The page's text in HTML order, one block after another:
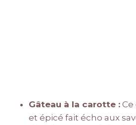
Gâteau à la carotte :
et épicé fait écho aux